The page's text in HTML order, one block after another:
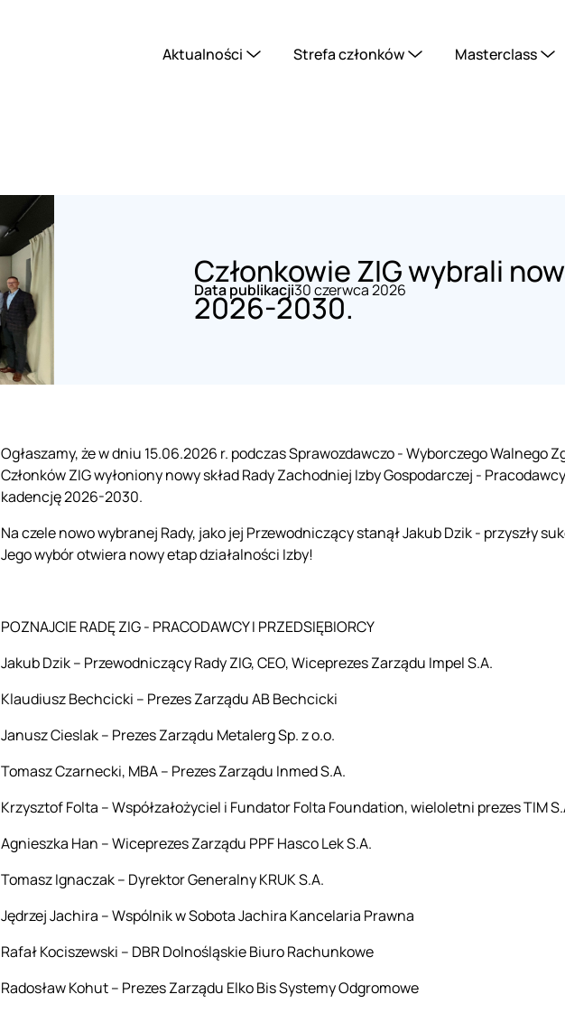
Aktualności Strefa członków Masterclass
Członkowie ZIG wybrali
2026-2030.
Data publikacji30 czerwca 2026
Ogłaszamy, że w dniu 15.06.2026 r. podczas Sprawozdawczo - Wyborczego Walnego
Członków ZIG wyłoniony nowy skład Rady Zachodniej Izby Gospodarczej -
kadencję 2026-2030.
Na czele nowo wybranej Rady, jako jej Przewodniczący stanął Jakub Dzik - przyszły
Jego wybór otwiera nowy etap działalności Izby!
POZNAJCIE RADĘ ZIG - PRACODAWCY I PRZEDSIĘBIORCY
Jakub Dzik – Przewodniczący Rady ZIG, CEO, Wiceprezes Zarządu Impel S.A.
Klaudiusz Bechcicki – Prezes Zarządu AB Bechcicki
Janusz Cieslak – Prezes Zarządu Metalerg Sp. z o.o.
Tomasz Czarnecki, MBA – Prezes Zarządu Inmed S.A.
Krzysztof Folta – Współzałożyciel i Fundator Folta Foundation, wieloletni prezes TIM
Agnieszka Han – Wiceprezes Zarządu PPF Hasco Lek S.A.
Tomasz Ignaczak – Dyrektor Generalny KRUK S.A.
Jędrzej Jachira – Wspólnik w Sobota Jachira Kancelaria Prawna
Rafał Kociszewski – DBR Dolnośląskie Biuro Rachunkowe
Radosław Kohut – Prezes Zarządu Elko Bis Systemy Odgromowe